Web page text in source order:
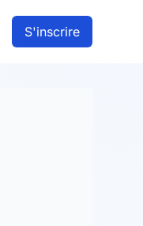
S'inscrire